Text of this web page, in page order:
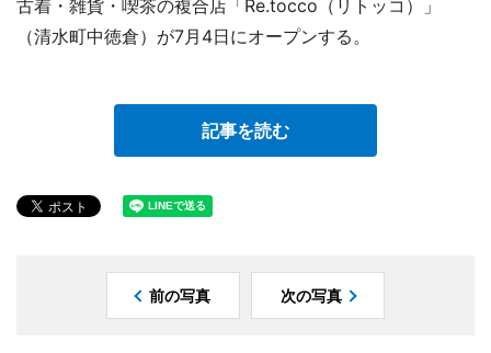
古着・雑貨・喫茶の複合店「Re.tocco（リトッコ）」
（清水町中徳倉）が7月4日にオープンする。
記事を読む
前の写真 次の写真